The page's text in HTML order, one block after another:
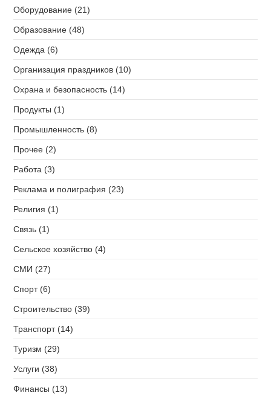
Оборудование (21)
Образование (48)
Одежда (6)
Организация праздников (10)
Охрана и безопасность (14)
Продукты (1)
Промышленность (8)
Прочее (2)
Работа (3)
Реклама и полиграфия (23)
Религия (1)
Связь (1)
Сельское хозяйство (4)
СМИ (27)
Спорт (6)
Строительство (39)
Транспорт (14)
Туризм (29)
Услуги (38)
Финансы (13)